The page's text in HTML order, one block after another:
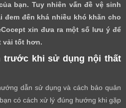
bạn. Tuy nhiên vấn đề vệ sinh
đem đến khá nhiều khó khăn cho
xin đưa ra một số lưu ý để
vải tốt hơn.
trước khi sử dụng nội thất
dẫn sử dụng và cách bảo quản
có cách xử lý đúng hướng khi gặp